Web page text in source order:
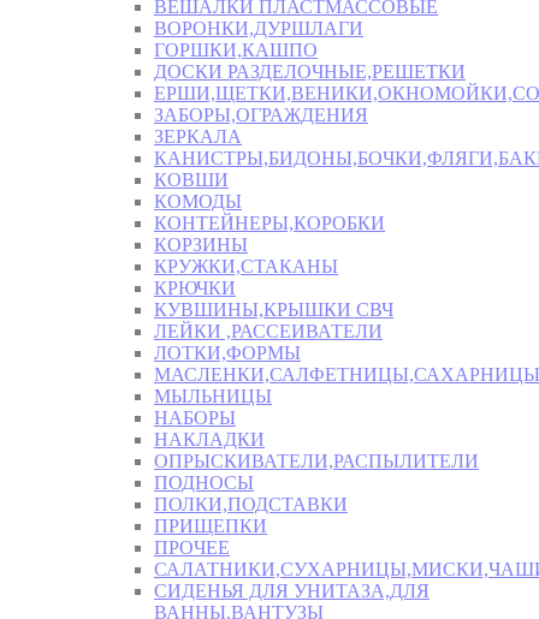
ВЕШАЛКИ ПЛАСТМАССОВЫЕ
ВОРОНКИ,ДУРШЛАГИ
ГОРШКИ,КАШПО
ДОСКИ РАЗДЕЛОЧНЫЕ,РЕШЕТКИ
ЗАБОРЫ,ОГРАЖДЕНИЯ
ЗЕРКАЛА
КОВШИ
КОМОДЫ
КОНТЕЙНЕРЫ,КОРОБКИ
КОРЗИНЫ
КРУЖКИ,СТАКАНЫ
КРЮЧКИ
КУВШИНЫ,КРЫШКИ СВЧ
ЛЕЙКИ ,РАССЕИВАТЕЛИ
ЛОТКИ,ФОРМЫ
МАСЛЕНКИ,САЛФЕТНИЦЫ,САХАРНИЦЫ
МЫЛЬНИЦЫ
НАБОРЫ
НАКЛАДКИ
ОПРЫСКИВАТЕЛИ,РАСПЫЛИТЕЛИ
ПОДНОСЫ
ПОЛКИ,ПОДСТАВКИ
ПРИЩЕПКИ
ПРОЧЕЕ
СИДЕНЬЯ ДЛЯ УНИТАЗА,ДЛЯ
ВАННЫ,ВАНТУЗЫ